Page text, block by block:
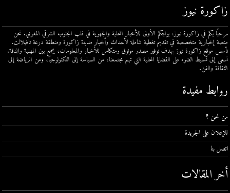
زاكورة نيوز
مرحبًا بكم في زاكورة نيوز، بوابتكم الأولى للأخبار المحلية والجهوية في قلب الجنوب الشرقي المغربي. نحن
منصة إخبارية متخصصة في تقديم تغطية شاملة لأحداث وأخبار مدينة زاكورة ومنطقة درعة تافيلالت.
تأسس موقع زاكورة نيوز بهدف توفير مصدر موثوق ومتكامل للأخبار والمعلومات، يجمع بين المهنية والدقة.
نسعى إلى تسليط الضوء على القضايا المحلية التي تهم مجتمعنا، من السياسة إلى التكنولوجيا، ومن الرياضة إلى
الثقافة والفن.
روابط مفيدة
من نحن ؟
للإعلان على الجريدة
اتصل بنا
أخر المقالات